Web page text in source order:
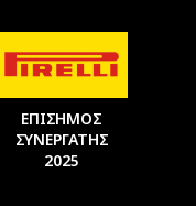
ΕΠΙΣΗΜΟΣ
ΣΥΝΕΡΓΑΤΗΣ
2025